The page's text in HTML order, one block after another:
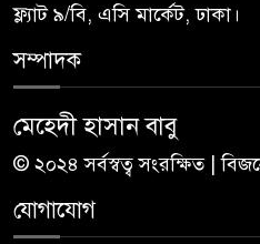
ফ্ল্যাট ৯/বি, এসি মার্কেট, ঢাকা।
সম্পাদক
মেহেদী হাসান বাবু
© ২০২৪ সর্বস্বত্ব সংরক্ষিত |
যোগাযোগ